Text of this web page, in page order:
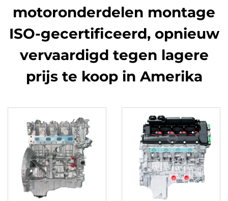
motoronderdelen montage
ISO-gecertificeerd, opnieuw
vervaardigd tegen lagere
prijs te koop in Amerika